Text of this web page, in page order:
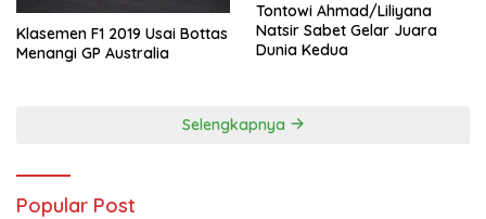
Klasemen F1 2019 Usai Bottas
Menangi GP Australia
Tontowi Ahmad/Liliyana
Natsir Sabet Gelar Juara
Dunia Kedua
Selengkapnya
Popular Post